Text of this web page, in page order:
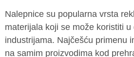
Nalepnice su popularna vrsta
materijala koji se može koristiti u
industrijama. Najčešću primenu
na samim proizvodima kod